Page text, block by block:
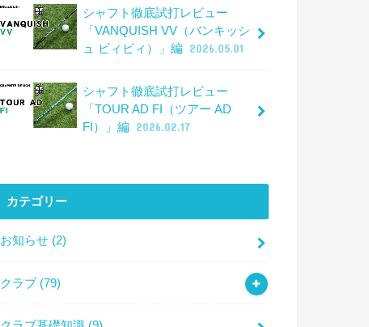
シャフト徹底試打レビュー
「VANQUISH VV（バンキッシ
ュ ビィビィ）」編 2026.05.01
シャフト徹底試打レビュー
「TOUR AD FI（ツアー AD
FI）」編 2026.02.17
カテゴリー
お知らせ (2)
クラブ (79)